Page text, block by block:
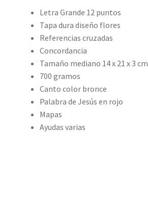
Letra Grande 12 puntos
Tapa dura diseño flores
Referencias cruzadas
Concordancia
Tamaño mediano 14 x 21 x 3 cm
700 gramos
Canto color bronce
Palabra de Jesús en rojo
Mapas
Ayudas varias